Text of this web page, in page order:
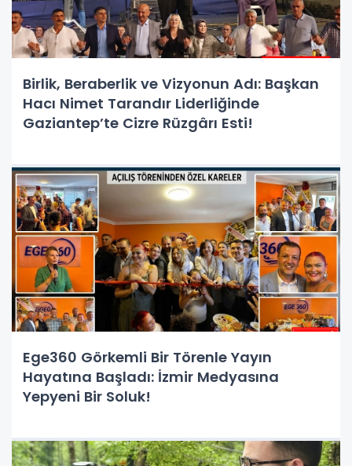
Birlik, Beraberlik ve Vizyonun Adı: Başkan
Hacı Nimet Tarandır Liderliğinde
Gaziantep’te Cizre Rüzgârı Esti!
Ege360 Görkemli Bir Törenle Yayın
Hayatına Başladı: İzmir Medyasına
Yepyeni Bir Soluk!